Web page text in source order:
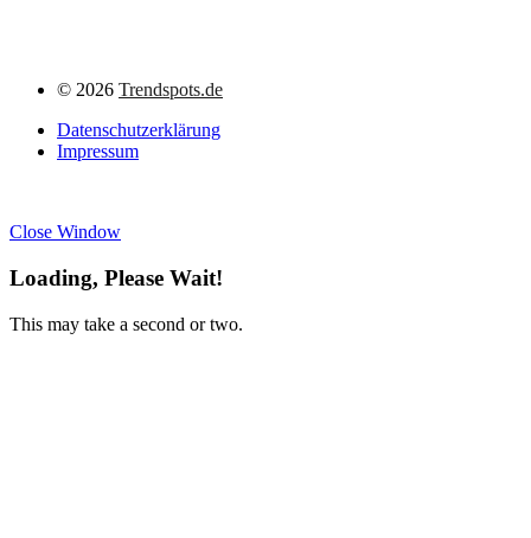
© 2026 Trendspots.de
Datenschutzerklärung
Impressum
Close Window
Loading, Please Wait!
This may take a second or two.